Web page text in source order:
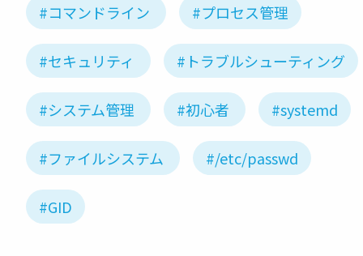
#コマンドライン #プロセス管理
#セキュリティ #トラブルシューティング
#システム管理 #初心者 #systemd
#ファイルシステム #/etc/passwd
#GID